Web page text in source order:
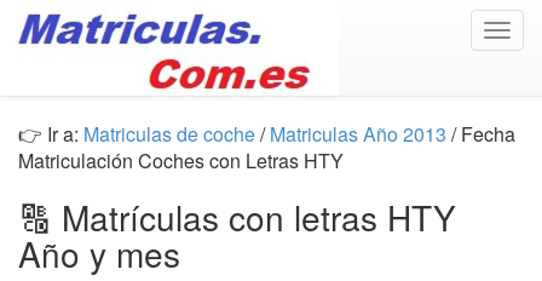
👉 Ir a: Matriculas de coche/Matriculas Año 2013 / Fecha
Matriculación Coches con Letras HTY
🔠 Matrículas con letras HTY
Año y mes